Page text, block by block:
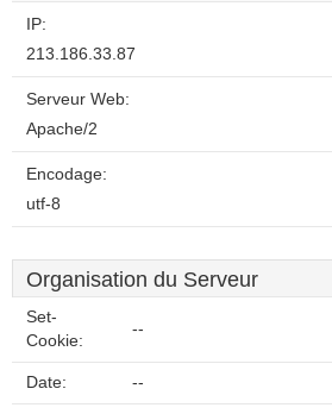
IP:
213.186.33.87
Serveur Web:
Apache/2
Encodage:
utf-8
Organisation du Serveur
Set-
Cookie:
--
Date: --